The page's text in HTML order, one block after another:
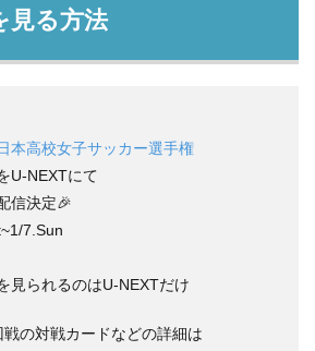
見る方法
本高校女子サッカー選手権
U-NEXTにて
信決定🎉
7.Sun
見られるのはU-NEXTだけ
戦の対戦カードなどの詳細は